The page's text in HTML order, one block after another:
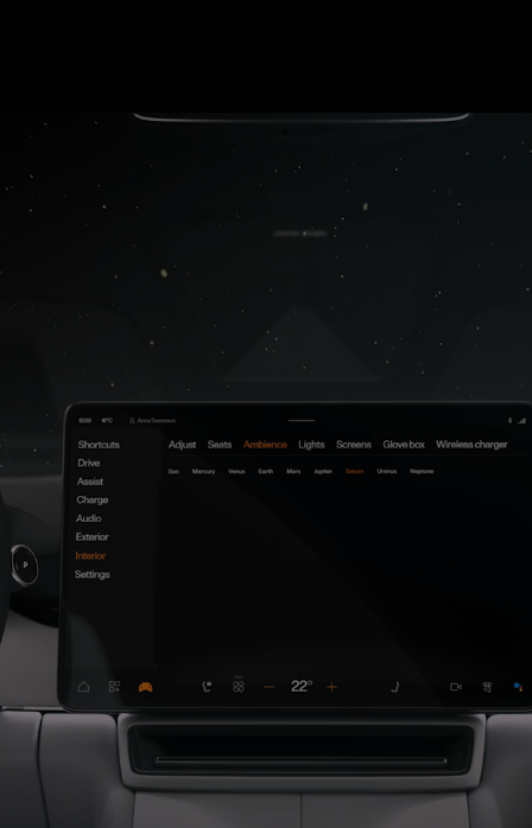
Décor lumineux Star Knit
Oubliez le bois et le métal. Le Polestar 4 propose un textile
d’une finesse remarquable : le Star Knit. Intégré aux panneaux de
rétroéclairé avec le tableau de bord, ce tissu change de couleur
synchronisation avec l’éclairage cosmique de l’habitacle. Une
Offerts en option avec le Groupe Plus.